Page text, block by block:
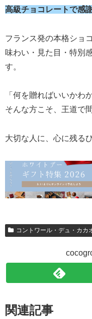
高級チョコレートで感
フランス発の本格ショ
味わい・見た目・特別
す。
「何を贈ればいいかわ
そんな方こそ、王道で
大切な人に、心に残る
コントワール・デュ・カカ
関連記事